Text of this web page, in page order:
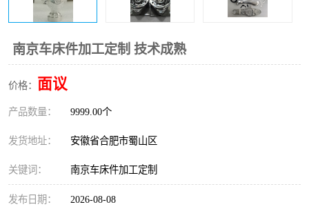
南京车床件加工定制 技术成熟
价格： 面议
产品数量： 9999.00个
发货地址： 安徽省合肥市蜀山区
关键词： 南京车床件加工定制
发布日期： 2026-08-08